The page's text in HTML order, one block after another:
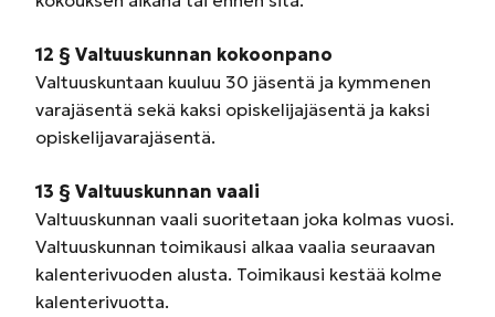
12 § Valtuuskunnan kokoonpano
Valtuuskuntaan kuuluu 30 jäsentä ja kymmenen
varajäsentä sekä kaksi opiskelijajäsentä ja kaksi
opiskelijavarajäsentä.
13 § Valtuuskunnan vaali
Valtuuskunnan vaali suoritetaan joka kolmas vuosi.
Valtuuskunnan toimikausi alkaa vaalia seuraavan
kalenterivuoden alusta. Toimikausi kestää kolme
kalenterivuotta.